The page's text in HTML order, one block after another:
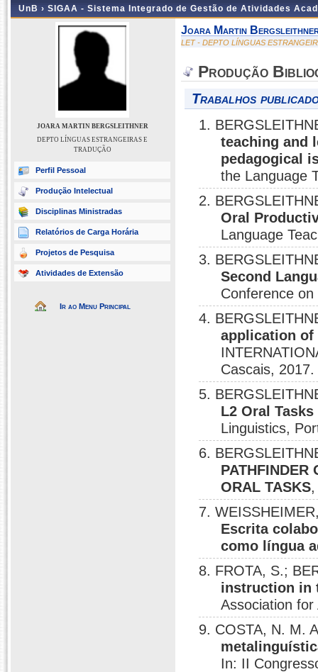
UnB › SIGAA - Sistema Integrado de Gestão de Atividades
JOARA MARTIN BERGSLEITHNER
DEPTO LÍNGUAS ESTRANGEIRAS E
TRADUÇÃO
Perfil Pessoal
Produção Intelectual
Disciplinas Ministradas
Relatórios de Carga Horária
Projetos de Pesquisa
Atividades de Extensão
Ir ao Menu Principal
Joara Martin
LET - DEPTO LÍNGUAS
Produção
Trabalhos
1.
teaching and
pedagogical
the
2.
Oral
Language
3.
Second
Conference
4.
application of
Cascais, 2017.
5.
L2 Oral
Linguistics,
6.
PATHFINDER
ORAL TASKS
7.
Escrita
como língua
8. FROTA, S.;
instruction in
Association
9. COSTA, N. M.
In: II